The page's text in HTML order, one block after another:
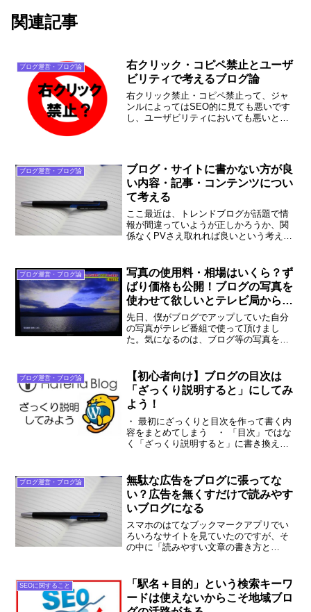
関連記事
ブログ運営・ブログ論
右クリック・コピペ禁止とユーザ
ビリティで考えるブログ論
右クリック禁止・コピペ禁止って、ジャ
ンルによってはSEO的に見ても悪いです
し、ユーザビリティにおいても悪いと思
ブログ運営・ブログ論
ブログ・サイトに書かない方が良
い内容・記事・コンテンツについ
て考える
ここ最近は、トレンドブログが話題で情
報が間違っていようが正しかろうか、関
係なくPVさえ取れれば良いという考えの
事は別にして喜んでくれる人がいるから
ということで掲載している情報でも書か
ない方が良い情報もあるのでは？
ブログ運営・ブログ論
写真の使用料・相場はいくら？ず
ばり価格も公開！ブログの写真を
使わせて欲しいとテレビ局から言
われたら？
先日、僕がブログでアップしていた自分
の写真がテレビ番組で使って頂けまし
た。気になるのは、ブログ等の写真をテ
が使われるまでの一連の流れと写真の使
用料について、実際にいくらだったのか
説明していきます。
ブログ運営・ブログ論
【初心者向け】ブログの目次は
「ざっくり説明すると」にしてみ
よう！
・ 最初にざっくりと目次を作って書く内
容をまとめてしまう ・ 「目次」ではな
く「ざっくり説明すると」に書き換え
になるよにする。そうでなければざっく
り説明感が無くなる
ブログ運営・ブログ論
無駄な広告をブログに張ってな
い？広告を無くすだけで読みやす
いブログになる
スマホのはてなブックマークアプリでい
ろいろなサイトを見ていたのですが、そ
の中に「読みやすい文章の書き方と
安となるシェアボタンまでの間に合計6つ
の広告がありました。それで読みやすい
の？
SEOに関すること
「駅名＋目的」という検索キーワ
ードは使えないからこそ地域ブロ